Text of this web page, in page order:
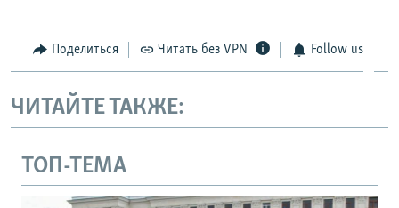
Поделиться Читать без VPN Follow us
ЧИТАЙТЕ ТАКЖЕ:
ТОП-ТЕМА